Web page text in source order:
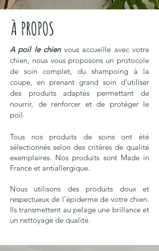
À PROPOS
A poil le chienvous accueille avec votre
chien, nous vous proposons un protocole
de soin complet, du shampoing à la
coupe, en prenant grand soin d’utiliser
des produits adaptés permettant de
nourrir, de renforcer et de protéger le
poil.
Tous nos produits de soins ont été
sélectionnés selon des critères de qualité
exemplaires. Nos produits sont Made in
France et antiallergique.
Nous utilisons des produits doux et
respectueux de l’épiderme de votre chien.
Ils transmettent au pelage une brillance et
un nettoyage de qualité.